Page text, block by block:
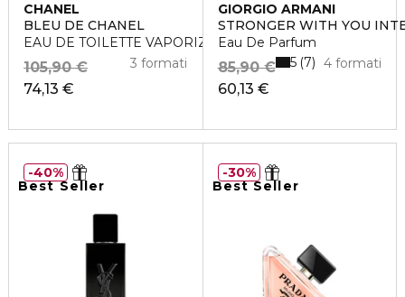
CHANEL
BLEU DE CHANEL
EAU DE TOILETTE VAPORIZZATORE
74,13 €
105,90 € 3 formati
GIORGIO ARMANI
STRONGER WITH YOU
Eau De Parfum
60,13 €
85,90 € 4 formati
5 7
Best Seller
40%
Best Seller
30%